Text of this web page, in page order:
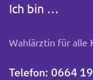
Ich bin …
Wahlärztin für alle
Telefon: 0664